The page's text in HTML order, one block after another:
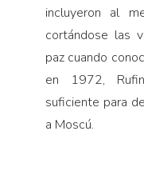
incluyeron al
cortándose las
paz cuando
en 1972,
suficiente para
a Moscú.